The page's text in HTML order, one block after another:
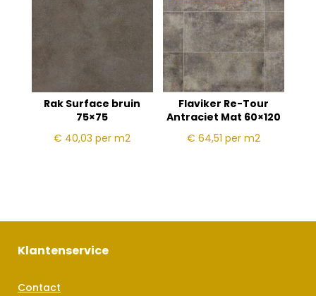
Rak Surface bruin
75×75
€ 40,03per m2
Flaviker Re-Tour
Antraciet Mat 60×120
€ 64,51per m2
Klantenservice
Contact